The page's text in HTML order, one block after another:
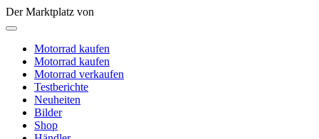
Der Marktplatz von
Motorrad kaufen
Motorrad kaufen
Motorrad verkaufen
Testberichte
Neuheiten
Bilder
Shop